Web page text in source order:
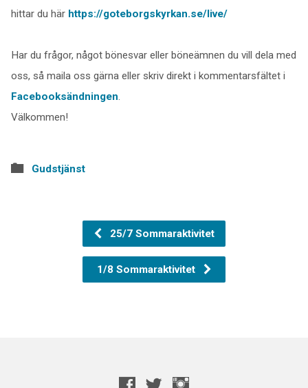
hittar du här https://goteborgskyrkan.se/live/
Har du frågor, något bönesvar eller böneämnen du vill dela med
oss, så maila oss gärna eller skriv direkt i kommentarsfältet i
Facebooksändningen.
Välkommen!
Gudstjänst
25/7 Sommaraktivitet
1/8 Sommaraktivitet